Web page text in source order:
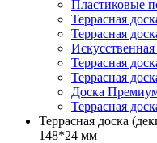
Пластиковые
Террасная
Террасная
Искусственная
Террасная
Террасная
Доска
Террасная
Террасная доска
148*24 мм